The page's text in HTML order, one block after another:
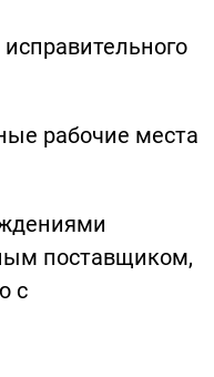
рабочие места
поставщиком,
с